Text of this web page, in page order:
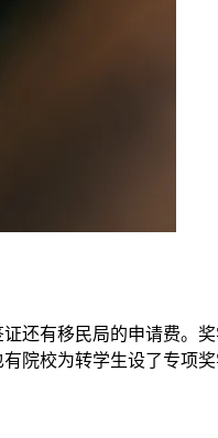
还有移民局的申请费。
院校为转学生设了专项